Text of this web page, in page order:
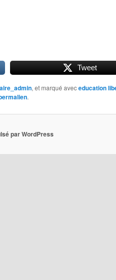
Tweet
, et marqué aveceducation
.
par WordPress